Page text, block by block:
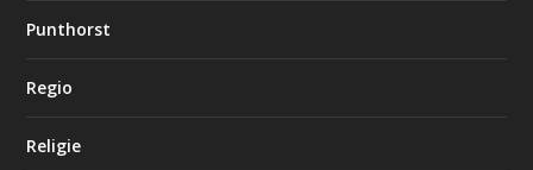
Punthorst
Regio
Religie